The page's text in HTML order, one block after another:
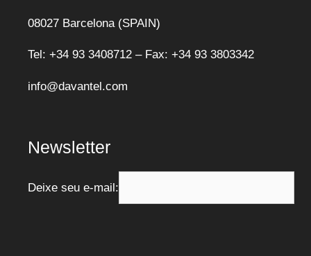
08027 Barcelona (SPAIN)
Tel: +34 93 3408712 – Fax: +34 93 3803342
info@davantel.com
Newsletter
Deixe seu e-mail: